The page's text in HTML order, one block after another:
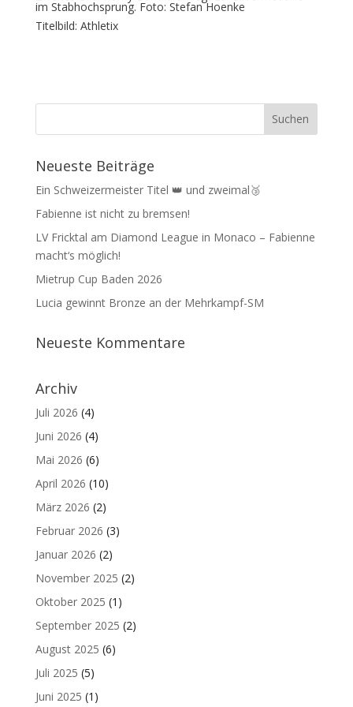
im Stabhochsprung. Foto: Stefan Hoenke
Titelbild: Athletix
Neueste Beiträge
Ein Schweizermeister Titel 👑 und zweimal🥉
Fabienne ist nicht zu bremsen!
LV Fricktal am Diamond League in Monaco – Fabienne
macht‘s möglich!
Mietrup Cup Baden 2026
Lucia gewinnt Bronze an der Mehrkampf-SM
Neueste Kommentare
Archiv
Juli 2026 (4)
Juni 2026 (4)
Mai 2026 (6)
April 2026 (10)
März 2026 (2)
Februar 2026 (3)
Januar 2026 (2)
November 2025 (2)
Oktober 2025 (1)
September 2025 (2)
August 2025 (6)
Juli 2025 (5)
Juni 2025 (1)